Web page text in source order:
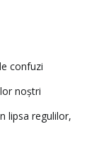
confuzi
noștri
lipsa regulilor,